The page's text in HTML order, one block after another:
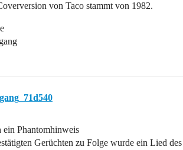
von Taco stammt von 1982.
ein Phantomhinweis
Gerüchten zu Folge wurde ein Lied